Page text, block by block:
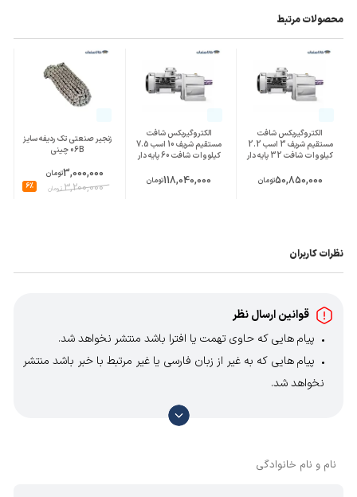
محصولات مرتبط
الکتروگیربکس شافت
مستقیم شریف 3 اسب 2.2
کیلووات شافت 32 پایه دار
50,850,000تومان
الکتروگیربکس شافت
مستقیم شریف 10 اسب 7.5
کیلووات شافت 60 پایه دار
118,040,000تومان
زنجیر صنعتی تک ردیفه سایز
06B چینی
3,000,000تومان
3,200,000تومان 6%
نظرات کاربران
قوانین ارسال نظر
پیام هایی که حاوی تهمت یا افترا باشد منتشر نخواهد شد.
پیام هایی که به غیر از زبان فارسی یا غیر مرتبط با خبر باشد منتشر
نخواهد شد.
با توجه به آن که امکان موافقت یا مخالفت با محتوای نظرات
وجود دارد، معمولا نظراتی که محتوای مشابه دارند، انتشار نمی‌یابند
نام و نام خانوادگی